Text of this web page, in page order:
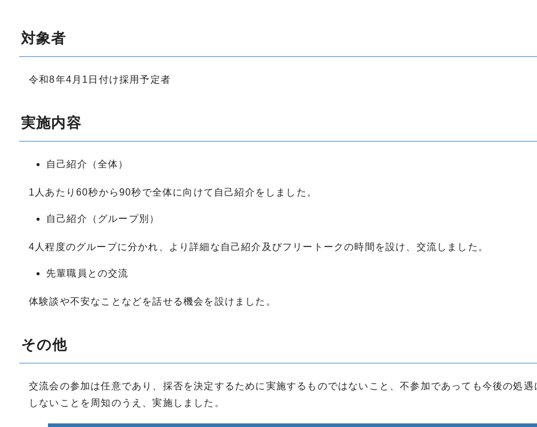
対象者
令和8年4月1日付け採用予定者
実施内容
自己紹介（全体）
1人あたり60秒から90秒で全体に向けて自己紹介をしました。
自己紹介（グループ別）
4人程度のグループに分かれ、より詳細な自己紹介及びフリートークの時間を設け、交流しました。
先輩職員との交流
体験談や不安なことなどを話せる機会を設けました。
その他
交流会の参加は任意であり、採否を決定するために実施するものではないこと、不参加であっても今後の処遇
しないことを周知のうえ、実施しました。